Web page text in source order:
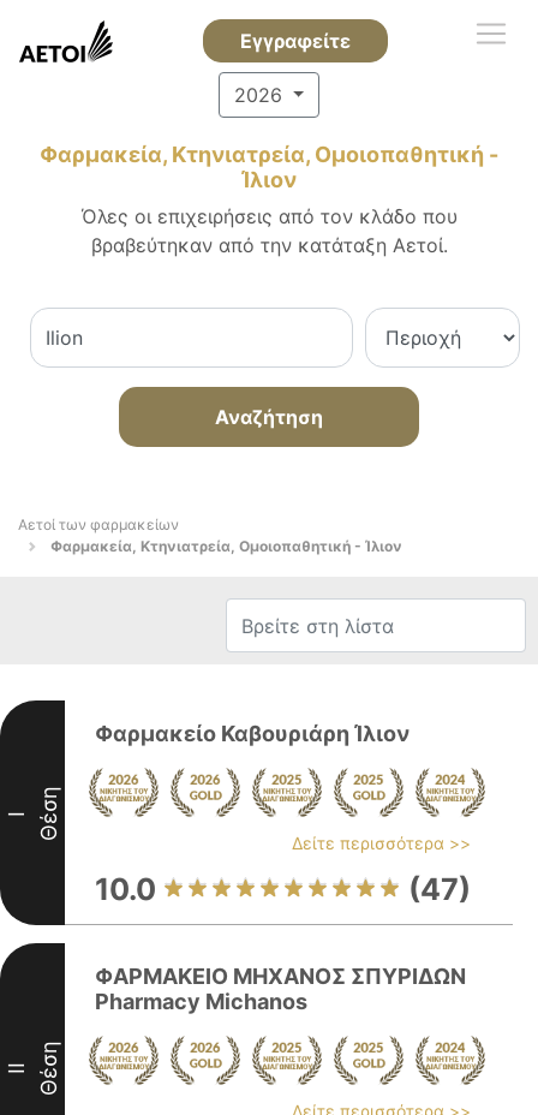
Εγγραφείτε
2026
Φαρμακεία, Κτηνιατρεία, Ομοιοπαθητική -
Ίλιον
Όλες οι επιχειρήσεις από τον κλάδο που
βραβεύτηκαν από την κατάταξη Αετοί.
Αναζήτηση
Αετοί των φαρμακείων
Φαρμακεία, Κτηνιατρεία, Ομοιοπαθητική - Ίλιον
I Θέση
Φαρμακείο Καβουριάρη Ίλιον
Δείτε περισσότερα >>
10.0 (47)
II Θέση
ΦΑΡΜΑΚΕΙΟ ΜΗΧΑΝΟΣ ΣΠΥΡΙΔΩΝ
Pharmacy Michanos
Δείτε περισσότερα >>